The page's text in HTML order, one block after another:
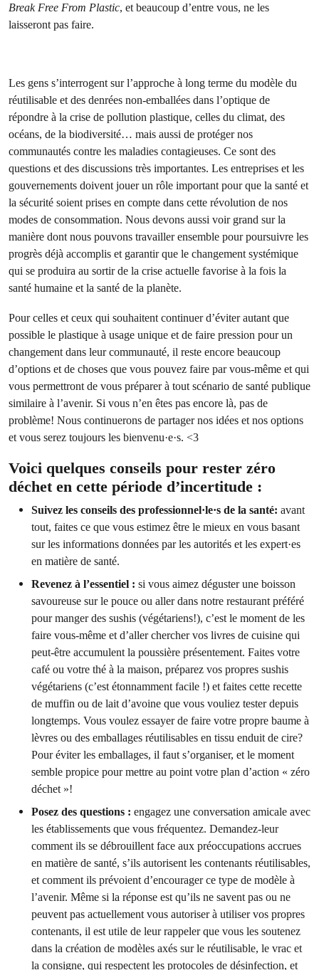
Break Free From Plastic, et beaucoup d’entre vous, ne les
laisseront pas faire.
Les gens s’interrogent sur l’approche à long terme du modèle du
réutilisable et des denrées non-emballées dans l’optique de
répondre à la crise de pollution plastique, celles du climat, des
océans, de la biodiversité… mais aussi de protéger nos
communautés contre les maladies contagieuses. Ce sont des
questions et des discussions très importantes. Les entreprises et les
gouvernements doivent jouer un rôle important pour que la santé et
la sécurité soient prises en compte dans cette révolution de nos
modes de consommation. Nous devons aussi voir grand sur la
manière dont nous pouvons travailler ensemble pour poursuivre les
progrès déjà accomplis et garantir que le changement systémique
qui se produira au sortir de la crise actuelle favorise à la fois la
santé humaine et la santé de la planète.
Pour celles et ceux qui souhaitent continuer d’éviter autant que
possible le plastique à usage unique et de faire pression pour un
changement dans leur communauté, il reste encore beaucoup
d’options et de choses que vous pouvez faire par vous-même et qui
vous permettront de vous préparer à tout scénario de santé publique
similaire à l’avenir. Si vous n’en êtes pas encore là, pas de
problème! Nous continuerons de partager nos idées et nos options
et vous serez toujours les bienvenu·e·s. <3
Voici quelques conseils pour rester zéro
déchet en cette période d’incertitude :
Suivez les conseils des professionnel·le·s de la santé: avant
tout, faites ce que vous estimez être le mieux en vous basant
sur les informations données par les autorités et les expert·es
en matière de santé.
Revenez à l’essentiel : si vous aimez déguster une boisson
savoureuse sur le pouce ou aller dans notre restaurant préféré
pour manger des sushis (végétariens!), c’est le moment de les
faire vous-même et d’aller chercher vos livres de cuisine qui
peut-être accumulent la poussière présentement. Faites votre
café ou votre thé à la maison, préparez vos propres sushis
végétariens (c’est étonnamment facile !) et faites cette recette
de muffin ou de lait d’avoine que vous vouliez tester depuis
longtemps. Vous voulez essayer de faire votre propre baume à
lèvres ou des emballages réutilisables en tissu enduit de cire?
Pour éviter les emballages, il faut s’organiser, et le moment
semble propice pour mettre au point votre plan d’action « zéro
déchet »!
Posez des questions : engagez une conversation amicale avec
les établissements que vous fréquentez. Demandez-leur
comment ils se débrouillent face aux préoccupations accrues
en matière de santé, s’ils autorisent les contenants réutilisables,
et comment ils prévoient d’encourager ce type de modèle à
l’avenir. Même si la réponse est qu’ils ne savent pas ou ne
peuvent pas actuellement vous autoriser à utiliser vos propres
contenants, il est utile de leur rappeler que vous les soutenez
dans la création de modèles axés sur le réutilisable, le vrac et
la consigne, qui respectent les protocoles de désinfection, et